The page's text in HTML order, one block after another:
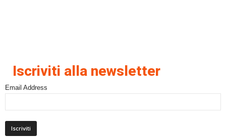
Iscriviti alla newsletter
Email Address